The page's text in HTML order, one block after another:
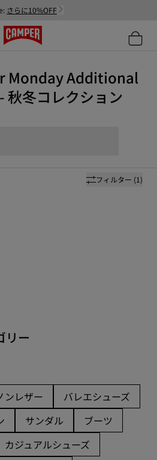
さらに10%OFF
Monday Additional
秋冬コレクション
フィルター (1)
リー
ンレザー
バレエシューズ
サンダル
ブーツ
カジュアルシューズ